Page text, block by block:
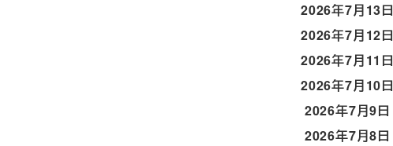
2026年7月13日
2026年7月12日
2026年7月11日
2026年7月10日
2026年7月9日
2026年7月8日